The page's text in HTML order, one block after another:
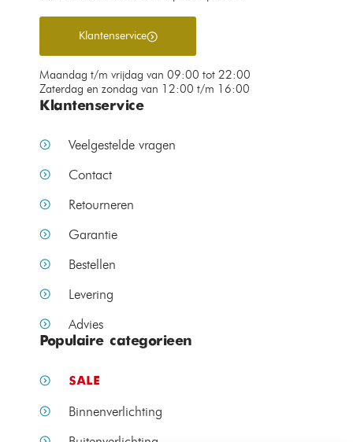
Klantenservice
Maandag t/m vrijdag van 09:00 tot 22:00
Zaterdag en zondag van 12:00 t/m 16:00
Klantenservice
Veelgestelde vragen
Contact
Retourneren
Garantie
Bestellen
Levering
Advies
Populaire categorieen
SALE
Binnenverlichting